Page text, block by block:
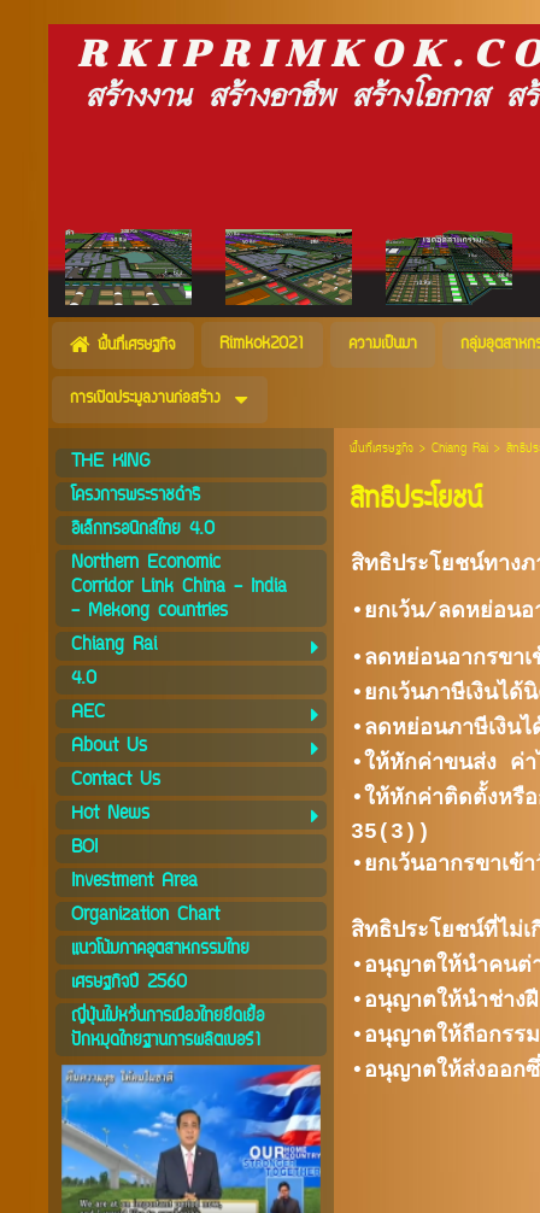
R K I P R I M K O K .
สร้างงาน สร้างอาชีพ สร้างโอกาส สร้
พื้นที่เศรษฐกิจ Rimkok2021 ความเป็นมา กลุ่มอุตสาหก
การเปิดประมูลงานก่อสร้าง
THE KING
โครงการพระราชดำริ
อิเล็กทรอนิกส์ไทย 4.0
Northern Economic
Corridor Link China - India
- Mekong countries
Chiang Rai
4.0
AEC
About Us
Contact Us
Hot News
BOI
Investment Area
Organization Chart
แนวโน้มภาคอุตสาหกรรมไทย
เศรษฐกิจปี 2560
ญี่ปุ่นไม่หวั่นการเมืองไทยยืดเยื้อ
ปักหมุดไทยฐานการผลิตเบอร์1
พื้นที่เศรษฐกิจ> Chiang Rai> สิทธิปร
สิทธิประโยชน์
สิทธิประโยชน์ทางภ
• ยกเว้น/ลดหย่อน
• ลดหย่อนอากรขา
• ยกเว้นภาษีเงินไ
• ลดหย่อนภาษีเงิ
• ให้หักค่าขนส่ง ค่
• ให้หักค่าติดตั้งหรื
35(3))
• ยกเว้นอากรขาเ
สิทธิประโยชน์ที่ไม่เ
• อนุญาตให้นำคนต่
• อนุญาตให้นำช่าง
• อนุญาตให้ถือกร
• อนุญาตให้ส่งออก